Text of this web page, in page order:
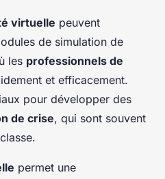
virtuelle peuvent
de simulation de
les professionnels de
et efficacement.
pour développer des
de crise, qui sont souvent
permet une